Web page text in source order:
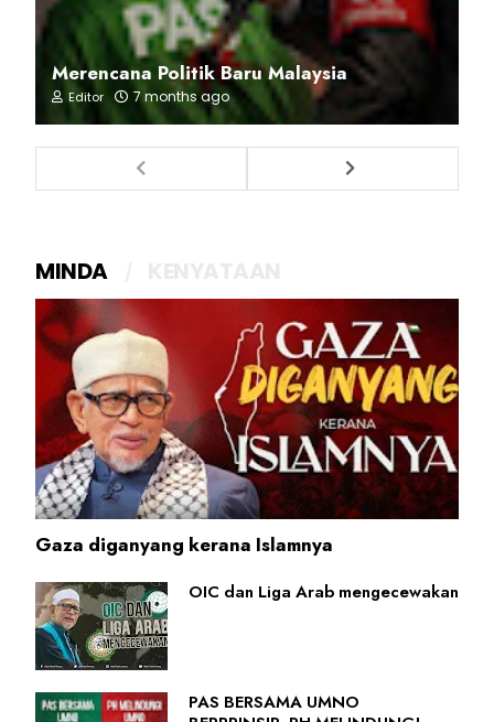
Merencana Politik Baru Malaysia
Editor 7 months ago
MINDA
Gaza diganyang kerana Islamnya
OIC dan Liga Arab mengecewakan
PAS BERSAMA UMNO